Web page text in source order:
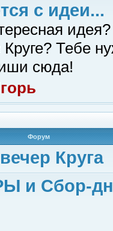
с идеи...
Круге? Тебе
сюда!
Форум
Круга
и Сбор-